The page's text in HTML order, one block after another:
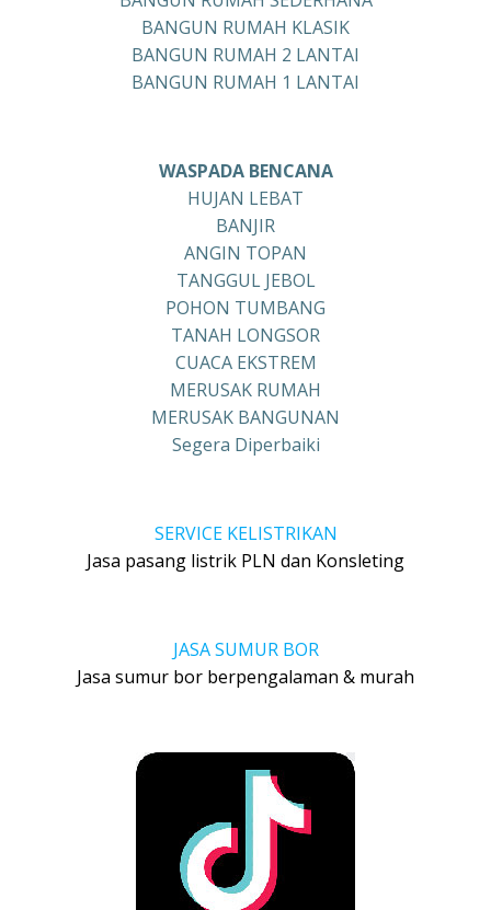
BANGUN RUMAH KLASIK
BANGUN RUMAH 2 LANTAI
BANGUN RUMAH 1 LANTAI
WASPADA BENCANA
HUJAN LEBAT
BANJIR
ANGIN TOPAN
TANGGUL JEBOL
POHON TUMBANG
TANAH LONGSOR
CUACA EKSTREM
MERUSAK RUMAH
MERUSAK BANGUNAN
Segera Diperbaiki
SERVICE KELISTRIKAN
Jasa pasang listrik PLN dan Konsleting
JASA SUMUR BOR
Jasa sumur bor berpengalaman & murah